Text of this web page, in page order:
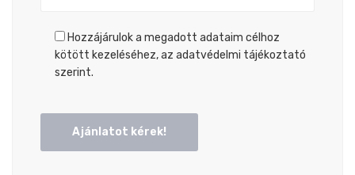
Hozzájárulok a megadott adataim célhoz
kötött kezeléséhez, az adatvédelmi tájékoztató
szerint.